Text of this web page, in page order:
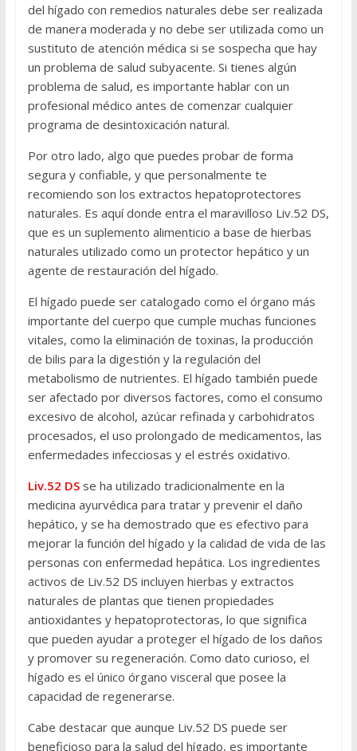
del hígado con remedios naturales debe ser realizada
de manera moderada y no debe ser utilizada como un
sustituto de atención médica si se sospecha que hay
un problema de salud subyacente. Si tienes algún
problema de salud, es importante hablar con un
profesional médico antes de comenzar cualquier
programa de desintoxicación natural.
Por otro lado, algo que puedes probar de forma
segura y confiable, y que personalmente te
recomiendo son los extractos hepatoprotectores
naturales. Es aquí donde entra el maravilloso Liv.52 DS,
que es un suplemento alimenticio a base de hierbas
naturales utilizado como un protector hepático y un
agente de restauración del hígado.
El hígado puede ser catalogado como el órgano más
importante del cuerpo que cumple muchas funciones
vitales, como la eliminación de toxinas, la producción
de bilis para la digestión y la regulación del
metabolismo de nutrientes. El hígado también puede
ser afectado por diversos factores, como el consumo
excesivo de alcohol, azúcar refinada y carbohidratos
procesados, el uso prolongado de medicamentos, las
enfermedades infecciosas y el estrés oxidativo.
Liv.52 DS se ha utilizado tradicionalmente en la
medicina ayurvédica para tratar y prevenir el daño
hepático, y se ha demostrado que es efectivo para
mejorar la función del hígado y la calidad de vida de las
personas con enfermedad hepática. Los ingredientes
activos de Liv.52 DS incluyen hierbas y extractos
naturales de plantas que tienen propiedades
antioxidantes y hepatoprotectoras, lo que significa
que pueden ayudar a proteger el hígado de los daños
y promover su regeneración. Como dato curioso, el
hígado es el único órgano visceral que posee la
capacidad de regenerarse.
Cabe destacar que aunque Liv.52 DS puede ser
beneficioso para la salud del hígado, es importante